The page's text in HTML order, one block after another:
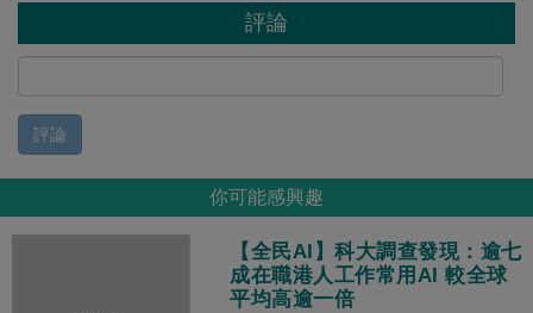
評論
評論
你可能感興趣
【全民AI】科大調查發現：逾七
成在職港人工作常用AI 較全球
平均高逾一倍